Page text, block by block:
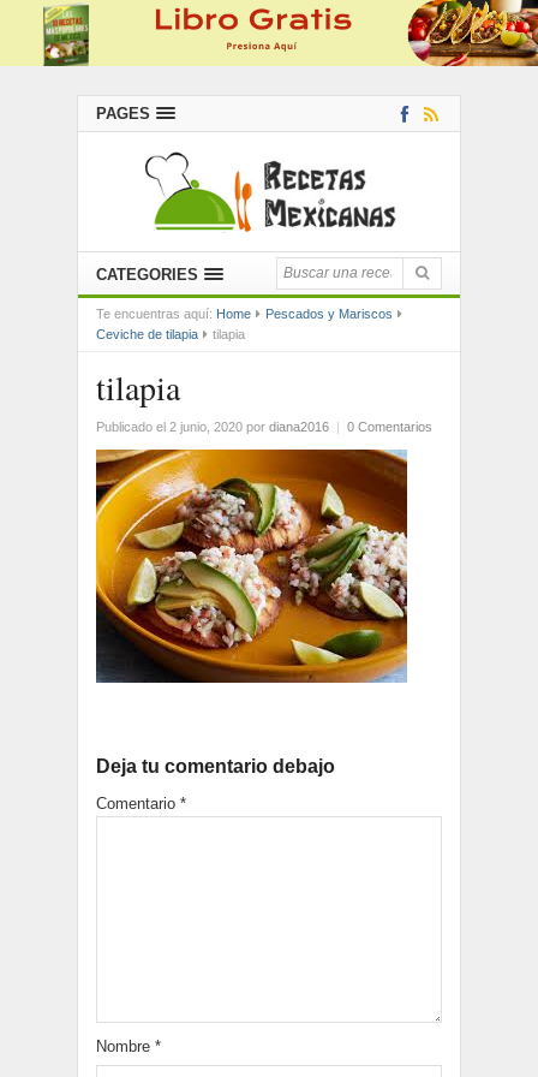
PAGES
CATEGORIES
Te encuentras aquí: Home
Pescados y Mariscos
Ceviche de tilapia
tilapia
tilapia
Publicado el 2 junio, 2020 por diana2016 | 0 Comentarios
Deja tu comentario debajo
Comentario *
Nombre *